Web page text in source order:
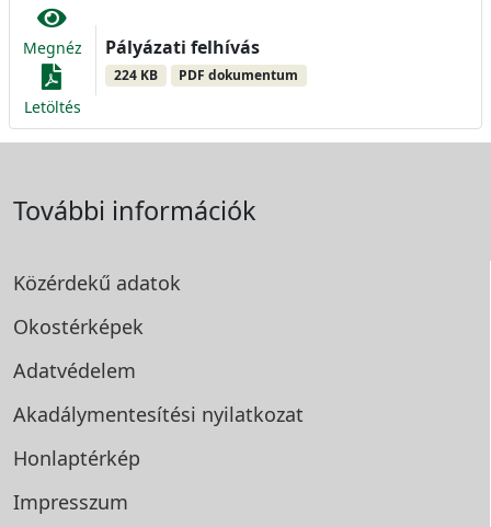
Megnéz
Letöltés
Pályázati felhívás
224 KB PDF dokumentum
További információk
Közérdekű adatok
Okostérképek
Adatvédelem
Akadálymentesítési nyilatkozat
Honlaptérkép
Impresszum